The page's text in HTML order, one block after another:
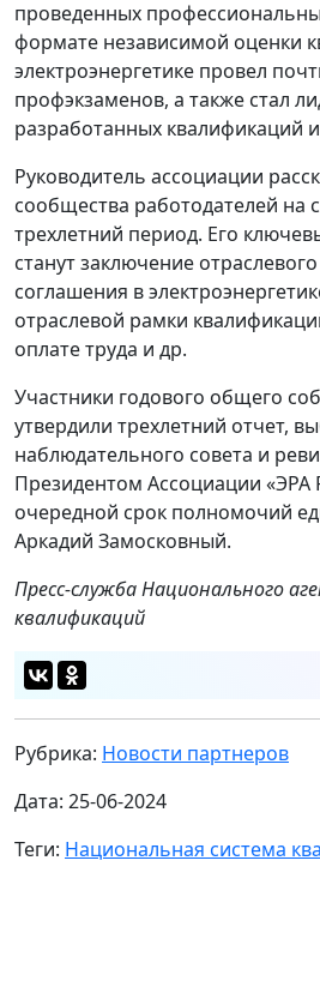
проведенных
формате независимой оценки
электроэнергетике провел
профэкзаменов, а также стал
разработанных квалификаций
Руководитель ассоциации
сообщества работодателей на
трехлетний период. Его
станут заключение
соглашения в
отраслевой рамки
оплате труда и др.
Участники годового общего
утвердили трехлетний отчет,
наблюдательного совета и
Президентом Ассоциации «ЭРА
очередной срок полномочий
Аркадий Замосковный.
Пресс-служба Национального
квалификаций
Рубрика: Новости партнеров
Дата: 25-06-2024
Теги: Национальная система